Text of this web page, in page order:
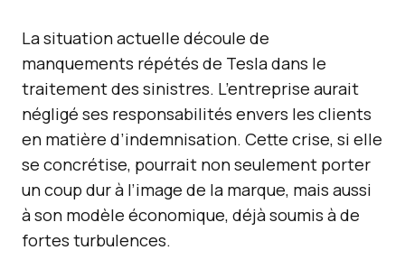
La situation actuelle découle de
manquements répétés de Tesla dans le
traitement des sinistres. L’entreprise aurait
négligé ses responsabilités envers les clients
en matière d’indemnisation. Cette crise, si elle
se concrétise, pourrait non seulement porter
un coup dur à l’image de la marque, mais aussi
à son modèle économique, déjà soumis à de
fortes turbulences.